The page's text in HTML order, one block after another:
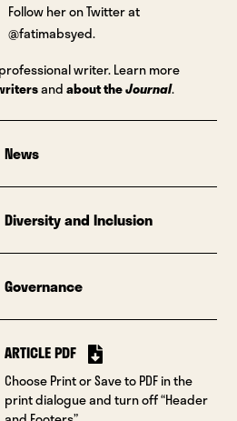
Follow her on Twitter at
@fatimabsyed.
writer. Learn more
andabout theJournal.
News
Diversity and Inclusion
Governance
ARTICLE PDF
Choose Print or Save to PDF in the
print dialogue and turn off “Header